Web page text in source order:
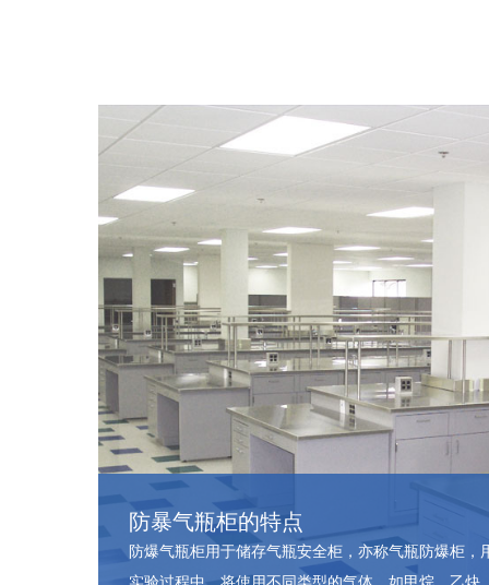
防暴气瓶柜的特点
防爆气瓶柜用于储存气瓶安全柜，亦称气瓶防爆柜